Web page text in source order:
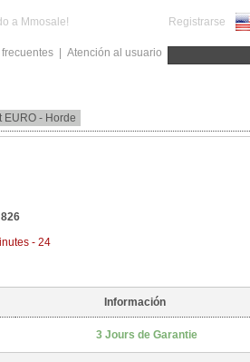
a Mmosale! Registrarse
Atención al usuario
EURO - Horde
- 24
Información
3 Jours de Garantie